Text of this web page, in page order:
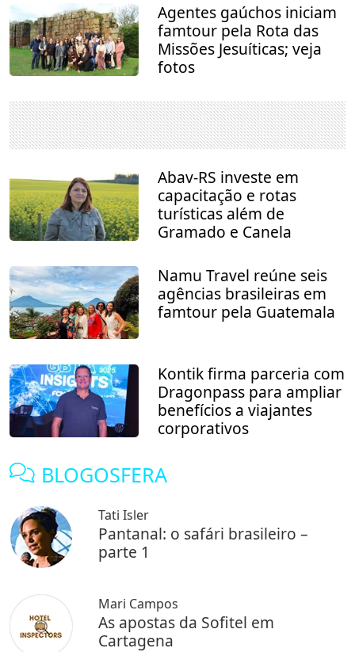
Agentes gaúchos iniciam
famtour pela Rota das
Missões Jesuíticas; veja
fotos
Abav-RS investe em
capacitação e rotas
turísticas além de
Gramado e Canela
Namu Travel reúne seis
agências brasileiras em
famtour pela Guatemala
Kontik firma parceria com
Dragonpass para ampliar
benefícios a viajantes
corporativos
BLOGOSFERA
Tati Isler
Pantanal: o safári brasileiro –
parte 1
Mari Campos
As apostas da Sofitel em
Cartagena